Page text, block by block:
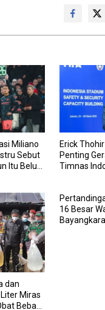
Miliano
Sebut
Itu Belum
Erick
Penting
Timnas
dan
Miras
Bebas
16 Besar